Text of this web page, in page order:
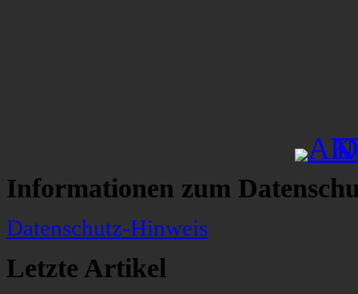
Informationen zum
Datenschutz-Hinweis
Letzte Artikel